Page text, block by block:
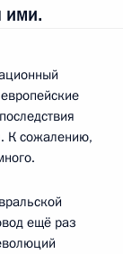
ими.
К сожалению,
ещё раз